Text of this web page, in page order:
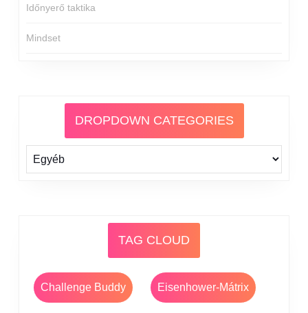
Időnyerő taktika
Mindset
DROPDOWN CATEGORIES
TAG CLOUD
Challenge Buddy Eisenhower-Mátrix